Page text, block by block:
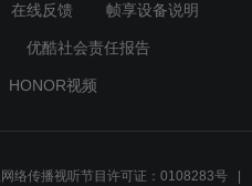
在线反馈 帧享设备说明
优酷社会责任报告
HONOR视频
络传播视听节目许可证：0108283号